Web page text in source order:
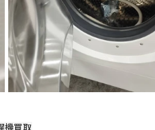
電動キックスクーター
機買取